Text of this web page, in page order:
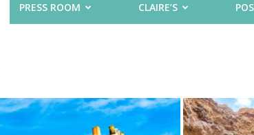
PRESS ROOM CLAIRE’S